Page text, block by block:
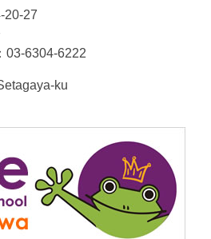
20-27
03-6304-6222
ku